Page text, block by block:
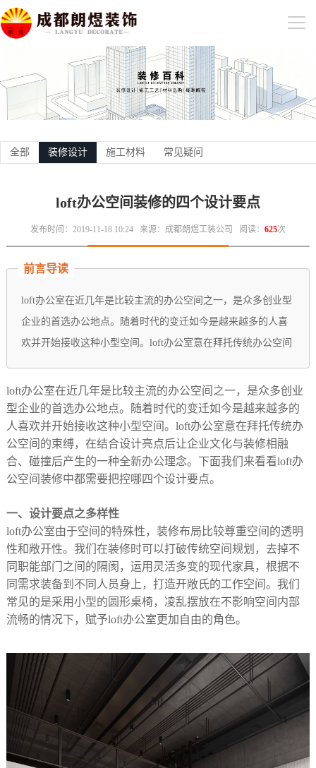
全部 装修设计 施工材料 常见疑问
loft办公空间装修的四个设计要点
发布时间：2019-11-18 10:24 来源：成都朗煜工装公司 阅读： 625次
前言导读
loft办公室在近几年是比较主流的办公空间之一，是众多创业型
企业的首选办公地点。随着时代的变迁如今是越来越多的人喜
欢并开始接收这种小型空间。loft办公室意在拜托传统办公空间
loft办公室在近几年是比较主流的办公空间之一，是众多创业
型企业的首选办公地点。随着时代的变迁如今是越来越多的
人喜欢并开始接收这种小型空间。loft办公室意在拜托传统办
公空间的束缚，在结合设计亮点后让企业文化与装修相融
合、碰撞后产生的一种全新办公理念。下面我们来看看loft办
公空间装修中都需要把控哪四个设计要点。
一、设计要点之多样性
loft办公室由于空间的特殊性，装修布局比较尊重空间的透明
性和敞开性。我们在装修时可以打破传统空间规划，去掉不
同职能部门之间的隔阂，运用灵活多变的现代家具，根据不
同需求装备到不同人员身上，打造开敞氏的工作空间。我们
常见的是采用小型的圆形桌椅，凌乱摆放在不影响空间内部
流畅的情况下，赋予loft办公室更加自由的角色。